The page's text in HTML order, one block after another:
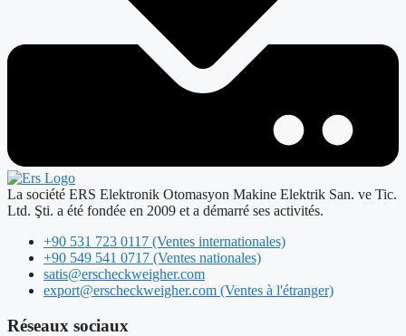
La société ERS Elektronik Otomasyon Makine Elektrik San. ve Tic.
Ltd. Şti. a été fondée en 2009 et a démarré ses activités.
+90 531 723 0117 (Ventes internationales)
+90 549 541 0717 (Ventes nationales)
satis@erscheckweigher.com
export@erscheckweigher.com (Ventes à l'étranger)
Réseaux sociaux